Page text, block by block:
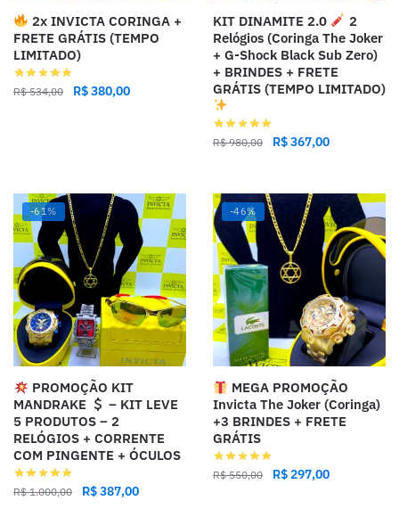
2x INVICTA CORINGA +
FRETE GRÁTIS (TEMPO
LIMITADO)
R$534,00 R$380,00
KIT DINAMITE 2.0
2
Relógios (Coringa The Joker
+ G-Shock Black Sub Zero)
+ BRINDES + FRETE
GRÁTIS (TEMPO LIMITADO)
R$980,00 R$367,00
-61%
PROMOÇÃO KIT
MANDRAKE
– KIT LEVE
5 PRODUTOS – 2
RELÓGIOS + CORRENTE
COM PINGENTE + ÓCULOS
R$1.000,00 R$387,00
-46%
MEGA PROMOÇÃO
Invicta The Joker (Coringa)
+3 BRINDES + FRETE
GRÁTIS
R$550,00 R$297,00